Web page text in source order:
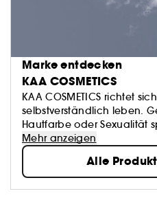
Marke entdecken
KAA COSMETICS
KAA COSMETICS richtet
selbstverständlich leben.
Hautfarbe oder Sexualität
Offenheit und Individualität
Mittelpunkt. Diversität ist für
Unisex-Duft HIMMEL
Individualität. Die fein
Honig, Vanille und Amber
Mehr anzeigen
Alle